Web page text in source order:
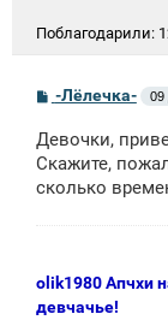
Поблагодарили:
С
б
щ
н
-Лёлечка- 09
Девочки,
Скажите,
сколько
olik1980 Апчхи
девчачье!